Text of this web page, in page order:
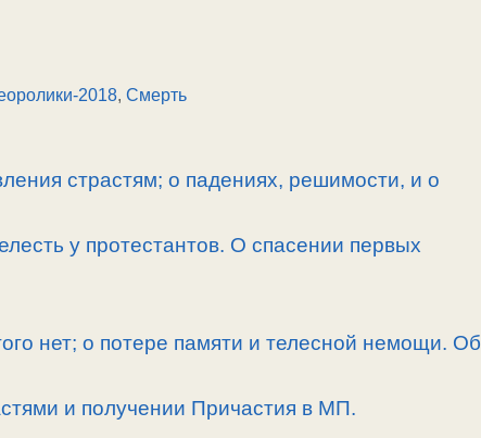
2018, Смерть
страстям; о падениях, решимости, и о
у протестантов. О спасении первых
нет; о потере памяти и телесной немощи. Об
и получении Причастия в МП.